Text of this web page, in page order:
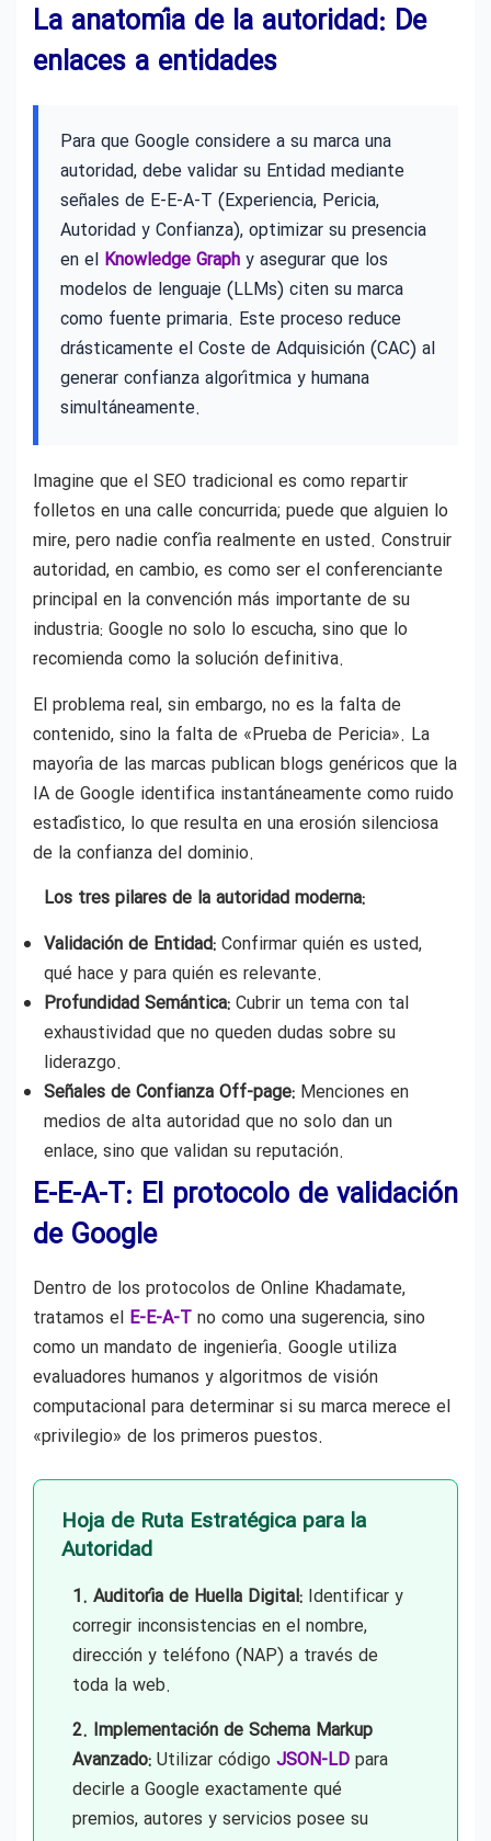
La anatomía de la autoridad: De
enlaces a entidades
Para que Google considere a su marca una
autoridad, debe validar su Entidad mediante
señales de E-E-A-T (Experiencia, Pericia,
Autoridad y Confianza), optimizar su presencia
en el Knowledge Graph y asegurar que los
modelos de lenguaje (LLMs) citen su marca
como fuente primaria. Este proceso reduce
drásticamente el Coste de Adquisición (CAC) al
generar confianza algorítmica y humana
simultáneamente.
Imagine que el SEO tradicional es como repartir
folletos en una calle concurrida; puede que alguien lo
mire, pero nadie confía realmente en usted. Construir
autoridad, en cambio, es como ser el conferenciante
principal en la convención más importante de su
industria: Google no solo lo escucha, sino que lo
recomienda como la solución definitiva.
El problema real, sin embargo, no es la falta de
contenido, sino la falta de «Prueba de Pericia». La
mayoría de las marcas publican blogs genéricos que la
IA de Google identifica instantáneamente como ruido
estadístico, lo que resulta en una erosión silenciosa
de la confianza del dominio.
Los tres pilares de la autoridad moderna:
Validación de Entidad: Confirmar quién es usted,
qué hace y para quién es relevante.
Profundidad Semántica: Cubrir un tema con tal
exhaustividad que no queden dudas sobre su
liderazgo.
Señales de Confianza Off-page: Menciones en
medios de alta autoridad que no solo dan un
enlace, sino que validan su reputación.
E-E-A-T: El protocolo de validación
de Google
Dentro de los protocolos de Online Khadamate,
tratamos el E-E-A-T no como una sugerencia, sino
como un mandato de ingeniería. Google utiliza
evaluadores humanos y algoritmos de visión
computacional para determinar si su marca merece el
«privilegio» de los primeros puestos.
Hoja de Ruta Estratégica para la
Autoridad
1. Auditoría de Huella Digital: Identificar y
corregir inconsistencias en el nombre,
dirección y teléfono (NAP) a través de
toda la web.
2. Implementación de Schema Markup
Avanzado: Utilizar código JSON-LD para
decirle a Google exactamente qué
premios, autores y servicios posee su